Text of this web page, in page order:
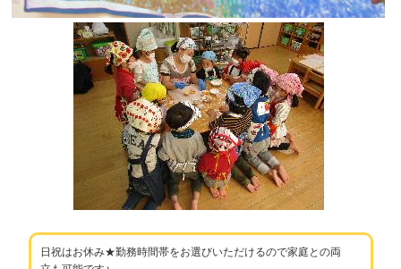
日祝はお休み★勤務時間帯をお選びいただけるので家庭との両